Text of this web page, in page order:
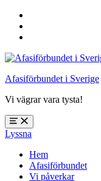
sidfoten
Afasiförbundet i Sverige
Vi vägrar vara tysta!
Öppna
meny:
%s
Lyssna
Hem
Afasiförbundet
Vi påverkar